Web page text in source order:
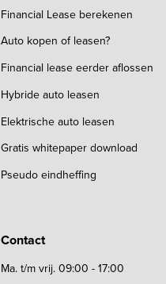
Financial Lease berekenen
Auto kopen of leasen?
Financial lease eerder aflossen
Hybride auto leasen
Elektrische auto leasen
Gratis whitepaper download
Pseudo eindheffing
Contact
Ma. t/m vrij. 09:00 - 17:00